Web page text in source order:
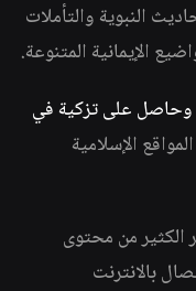
النبوية والتأملات
الإيمانية المتنوعة.
وحاصل على تزكية في
الإسلامية
الكثير من محتوى
بالانترنت